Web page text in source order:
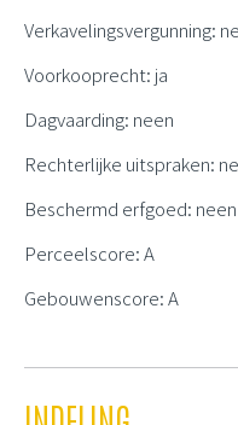
Verkavelingsvergunning:
Voorkooprecht: ja
Dagvaarding: neen
Rechterlijke uitspraken:
Beschermd erfgoed: neen
Perceelscore: A
Gebouwenscore: A